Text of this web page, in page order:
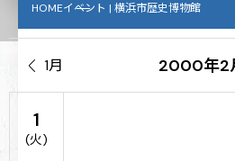
HOMEイベント | 横浜市歴史博物館
 1月 2000年2
1
(火)